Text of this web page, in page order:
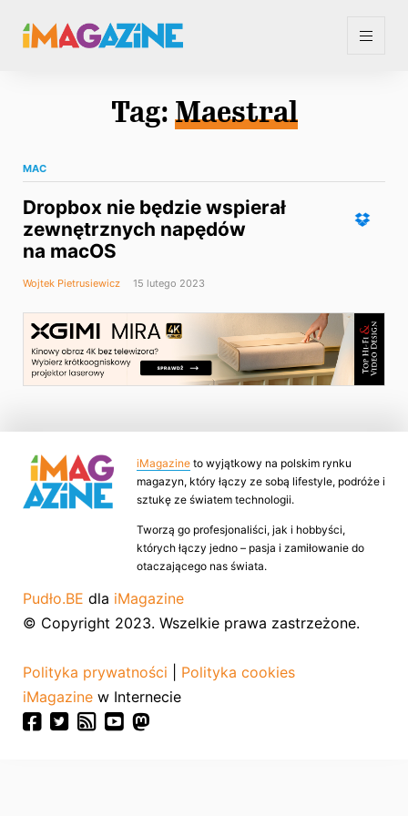
Tag: Maestral
MAC
Dropbox nie będzie wspierał
zewnętrznych napędów
na macOS
Wojtek Pietrusiewicz 15 lutego 2023
iMagazine to wyjątkowy na polskim rynku
magazyn, który łączy ze sobą lifestyle, podróże i
sztukę ze światem technologii.
Tworzą go profesjonaliści, jak i hobbyści,
których łączy jedno – pasja i zamiłowanie do
otaczającego nas świata.
Pudło.BE dla iMagazine
© Copyright 2023. Wszelkie prawa zastrzeżone.
Polityka prywatności
Polityka cookies
iMagazine w Internecie